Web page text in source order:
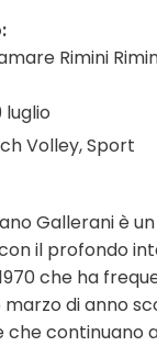
Rimini
luglio
Volley, Sport
Gallerani è
il profondo
che ha
di anno
che continuano